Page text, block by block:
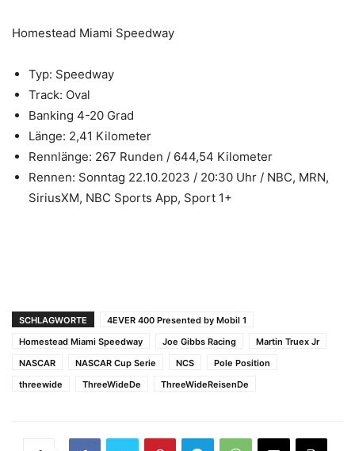
Homestead Miami Speedway
Typ: Speedway
Track: Oval
Banking 4-20 Grad
Länge: 2,41 Kilometer
Rennlänge: 267 Runden / 644,54 Kilometer
Rennen: Sonntag 22.10.2023 / 20:30 Uhr / NBC, MRN,
SiriusXM, NBC Sports App, Sport 1+
SCHLAGWORTE
4EVER 400 Presented by Mobil 1
Homestead Miami Speedway
Joe Gibbs Racing
Martin Truex Jr
NASCAR
NASCAR Cup Serie NCS
Pole Position
threewide
ThreeWideDe ThreeWideReisenDe